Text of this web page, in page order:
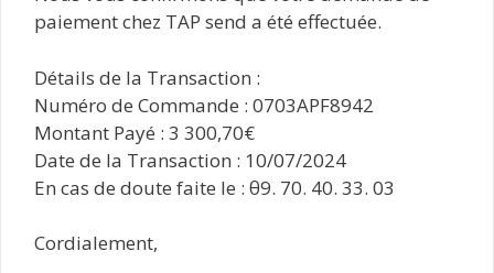
paiement chez TAP send a été effectuée.
Détails de la Transaction :
Numéro de Commande : 0703APF8942
Montant Payé : 3 300,70€
Date de la Transaction : 10/07/2024
En cas de doute faite le : θ9. 70. 40. 33. 03
Cordialement,